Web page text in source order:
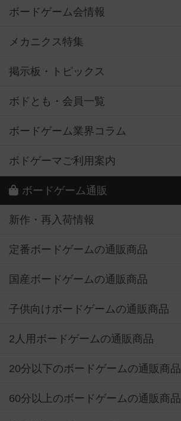
ボードゲーム会情報
メカニクス特集
掲示板・トピックス
ボドとも・会員一覧
ボードゲーム業界コラム
ボドゲーマご利用案内
ボードゲーム通販
新作・再入荷情報
定番ボードゲームの通販商品
国産ボードゲームの通販商品
子供向けボードゲームの通販商品
2人用ボードゲームの通販商品
20分以下のボードゲームの通販商品
60分以上のボードゲームの通販商品